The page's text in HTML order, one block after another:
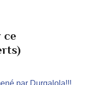
ce
par Durgalola!!!